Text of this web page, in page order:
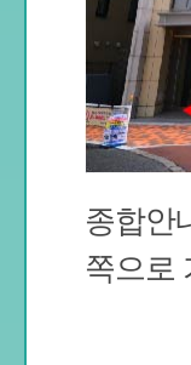
종합안
쪽으로